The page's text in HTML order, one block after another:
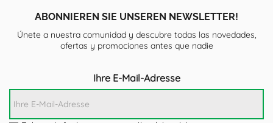
ABONNIEREN SIE UNSEREN NEWSLETTER!
Únete a nuestra comunidad y descubre todas las novedades,
ofertas y promociones antes que nadie
Ihre E-Mail-Adresse